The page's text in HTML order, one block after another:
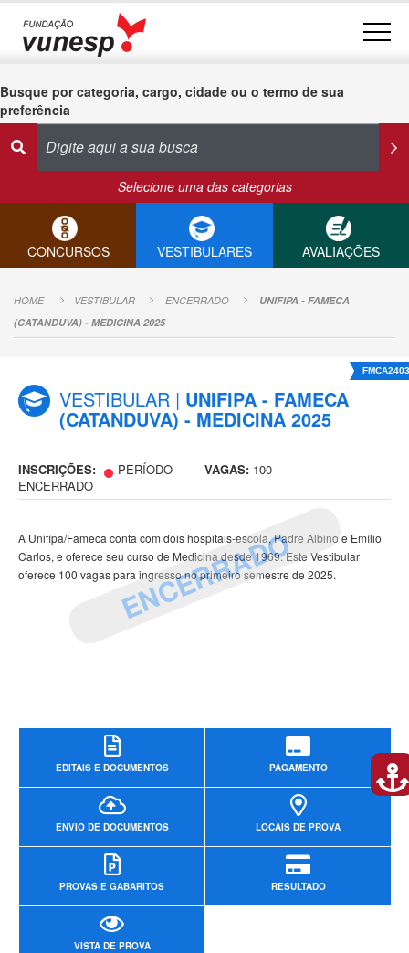
Busque por categoria, cargo, cidade ou o termo de sua
preferência
Selecione uma das categorias
CONCURSOS VESTIBULARES AVALIAÇÕES
HOME VESTIBULAR ENCERRADO
UNIFIPA - FAMECA
(CATANDUVA) - MEDICINA 2025
FMCA2403
VESTIBULAR | UNIFIPA - FAMECA
(CATANDUVA) - MEDICINA 2025
INSCRIÇÕES:
PERÍODO
ENCERRADO
VAGAS: 100
ENCERRADO
A Unifipa/Fameca conta com dois hospitais-escola, Padre Albino e Emílio
Carlos, e oferece seu curso de Medicina desde 1969. Este Vestibular
oferece 100 vagas para ingresso no primeiro semestre de 2025.
EDITAIS E DOCUMENTOS PAGAMENTO
ENVIO DE DOCUMENTOS LOCAIS DE PROVA
PROVAS E GABARITOS RESULTADO
VISTA DE PROVA